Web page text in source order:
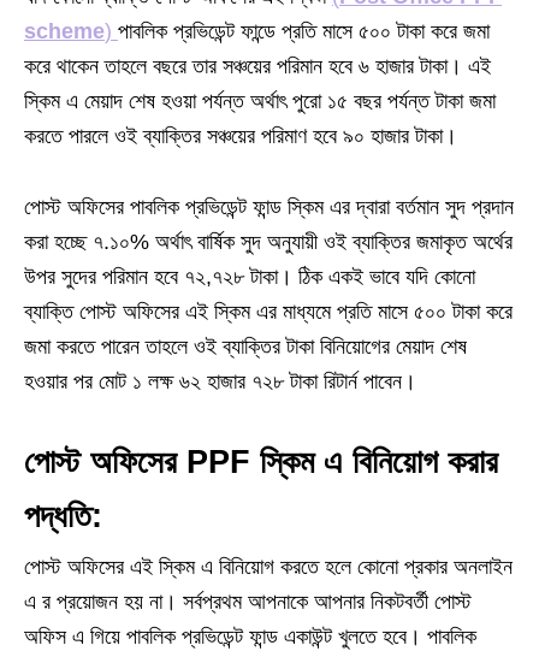
scheme) পাবলিক প্রভিডেন্ট ফান্ডে প্রতি মাসে ৫০০ টাকা করে জমা
করে থাকেন তাহলে বছরে তার সঞ্চয়ের পরিমান হবে ৬ হাজার টাকা। এই
স্কিম এ মেয়াদ শেষ হওয়া পর্যন্ত অর্থাৎ পুরো ১৫ বছর পর্যন্ত টাকা জমা
করতে পারলে ওই ব্যাক্তির সঞ্চয়ের পরিমাণ হবে ৯০ হাজার টাকা।
পোস্ট অফিসের পাবলিক প্রভিডেন্ট ফান্ড স্কিম এর দ্বারা বর্তমান সুদ প্রদান
করা হচ্ছে ৭.১০% অর্থাৎ বার্ষিক সুদ অনুযায়ী ওই ব্যাক্তির জমাকৃত অর্থের
উপর সুদের পরিমান হবে ৭২,৭২৮ টাকা। ঠিক একই ভাবে যদি কোনো
ব্যাক্তি পোস্ট অফিসের এই স্কিম এর মাধ্যমে প্রতি মাসে ৫০০ টাকা করে
জমা করতে পারেন তাহলে ওই ব্যাক্তির টাকা বিনিয়োগের মেয়াদ শেষ
হওয়ার পর মোট ১ লক্ষ ৬২ হাজার ৭২৮ টাকা রিটার্ন পাবেন।
পোস্ট অফিসের PPF স্কিম এ বিনিয়োগ করার
পদ্ধতি:
পোস্ট অফিসের এই স্কিম এ বিনিয়োগ করতে হলে কোনো প্রকার অনলাইন
এ র প্রয়োজন হয় না। সর্বপ্রথম আপনাকে আপনার নিকটবর্তী পোস্ট
অফিস এ গিয়ে পাবলিক প্রভিডেন্ট ফান্ড একাউন্ট খুলতে হবে। পাবলিক